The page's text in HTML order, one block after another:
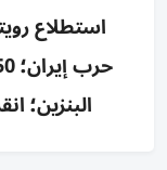
البنزين؛